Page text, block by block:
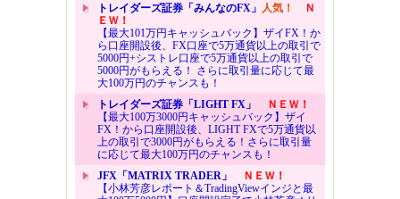
トレイダーズ証券「みんなのFX」 人気！
Ｎ
ＥＷ！
【最大101万円キャッシュバック】ザイFX！か
ら口座開設後、FX口座で5万通貨以上の取引で
5000円+シストレ口座で5万通貨以上の取引で
5000円がもらえる！ さらに取引量に応じて最
大100万円のチャンスも！
トレイダーズ証券「LIGHT FX」
ＮＥＷ！
【最大100万3000円キャッシュバック】ザイ
FX！から口座開設後、LIGHT FXで5万通貨以
上の取引で3000円がもらえる！さらに取引量
に応じて最大100万円のチャンスも！
JFX「MATRIX TRADER」
ＮＥＷ！
【小林芳彦レポート＆TradingViewインジと最